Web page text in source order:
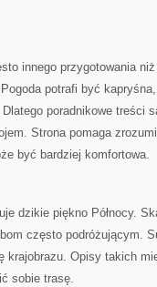
innego przygotowania
potrafi być
poradnikowe treści
Strona pomaga
być bardziej komfortowa.
dzikie piękno Północy.
często podróżującym.
krajobrazu. Opisy takich
sobie trasę.